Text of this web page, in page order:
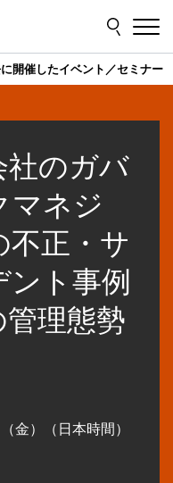
開催したイベント／セミナー
社のガバ
マネジ
正・サ
ント事例
理態勢
金）（日本時間）